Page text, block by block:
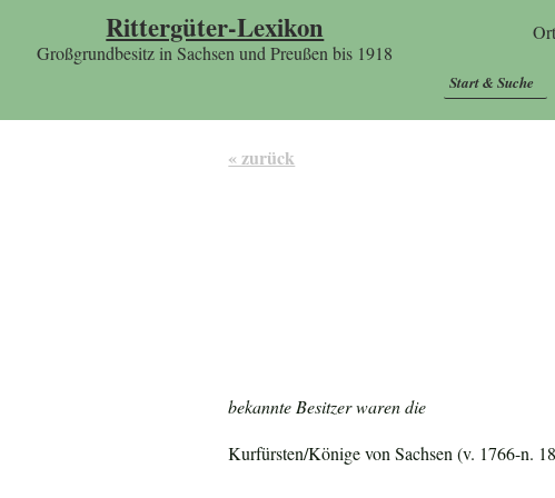
Rittergüter-Lexikon
Großgrundbesitz in Sachsen und Preußen bis 1918
Start & Suche
« zurück
bekannte Besitzer waren die
Kurfürsten/Könige von Sachsen (v. 1766-n.